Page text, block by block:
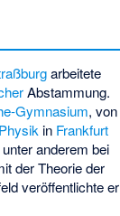
arbeitete
Abstammung.
Gymnasium, von
Physik in Frankfurt
anderem bei
der Theorie der
veröffentlichte er